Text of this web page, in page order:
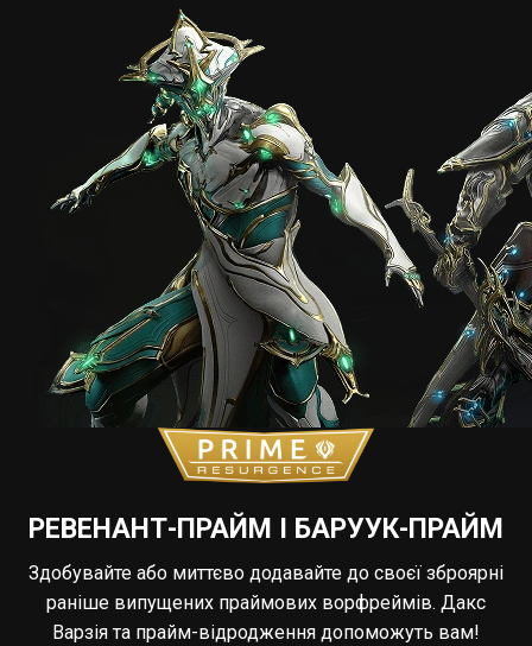
РЕВЕНАНТ-ПРАЙМ І БАРУУК-ПРАЙМ
Здобувайте або миттєво додавайте до своєї зброярні
раніше випущених праймових ворфреймів. Дакс
Варзія та прайм-відродження допоможуть вам!